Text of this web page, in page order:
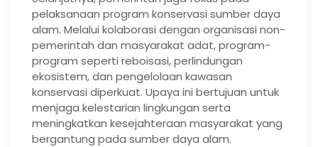
pelaksanaan program konservasi sumber daya
alam. Melalui kolaborasi dengan organisasi non-
pemerintah dan masyarakat adat, program-
program seperti reboisasi, perlindungan
ekosistem, dan pengelolaan kawasan
konservasi diperkuat. Upaya ini bertujuan untuk
menjaga kelestarian lingkungan serta
meningkatkan kesejahteraan masyarakat yang
bergantung pada sumber daya alam.